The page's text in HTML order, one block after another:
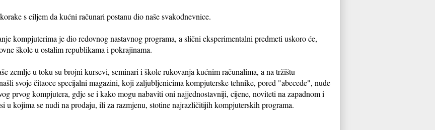
s ciljem da kućni računari postanu dio naše svakodnevnice.
kompjuterima je dio redovnog nastavnog programa, a slični eksperimentalni predmeti uskoro će,
škole u ostalim republikama i pokrajinama.
zemlje u toku su brojni kursevi, seminari i škole rukovanja kućnim računalima, a na tržištu
svoje čitaoce specijalni magazini, koji zaljubljenicima kompjuterske tehnike, pored "abecede", nude
prvog kompjutera, gdje se i kako mogu nabaviti oni najjednostavniji, cijene, noviteti na zapadnom i
u kojima se nudi na prodaju, ili za razmjenu, stotine najrazličitijih kompjuterskih programa.